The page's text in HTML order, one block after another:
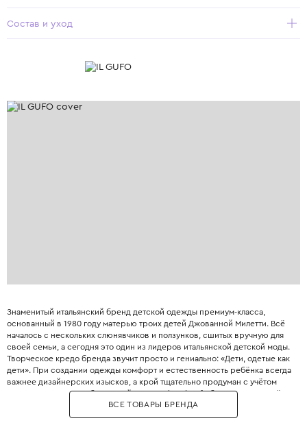
Состав и уход
Знаменитый итальянский бренд детской одежды премиум-класса,
основанный в 1980 году матерью троих детей Джованной Милетти. Всё
началось с нескольких слюнявчиков и ползунков, сшитых вручную для
своей семьи, а сегодня это один из лидеров итальянской детской моды.
Творческое кредо бренда звучит просто и гениально: «Дети, одетые как
дети». При создании одежды комфорт и естественность ребёнка всегда
важнее дизайнерских изысков, а крой тщательно продуман с учётом
всех возрастных особенностей. Философия Il Gufo базируется на трёх
китах: качество материалов, продуманность деталей и эксклюзивность,
что сделало бренд эталоном качества. Для пошива одежды
ВСЕ ТОВАРЫ БРЕНДА